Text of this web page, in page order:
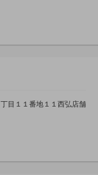
目１１番地１１西弘店舗